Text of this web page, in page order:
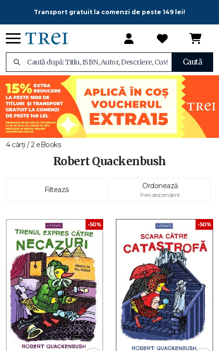
Transport gratuit la comenzi de peste 149 lei!
Caută
4 cărți / 2 eBooks
Robert Quackenbush
Filtează Ordonează
Preț descendent
-50% -50%